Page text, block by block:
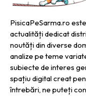
PisicaPeSarma.ro
actualități dedicat
noutăți din diverse
analize pe teme
subiecte de interes
spațiu digital creat
întrebări, ne puteți